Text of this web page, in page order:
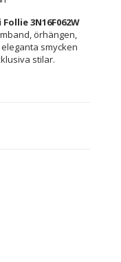
3N16F062W
örhängen,
smycken
stilar.